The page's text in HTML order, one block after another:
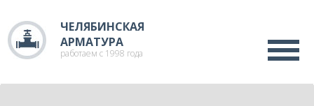
ЧЕЛЯБИНСКАЯ
АРМАТУРА
работаем с 1998 года